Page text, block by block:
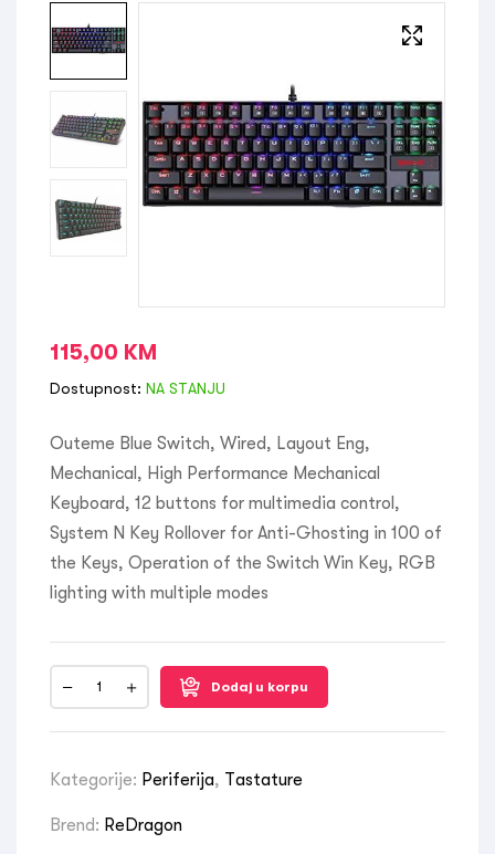
115,00 KM
Dostupnost: NA STANJU
Outeme Blue Switch, Wired, Layout Eng,
Mechanical, High Performance Mechanical
Keyboard, 12 buttons for multimedia control,
System N Key Rollover for Anti-Ghosting in 100 of
the Keys, Operation of the Switch Win Key, RGB
lighting with multiple modes
Dodaj u korpu
Kategorije: Periferija, Tastature
Brend: ReDragon